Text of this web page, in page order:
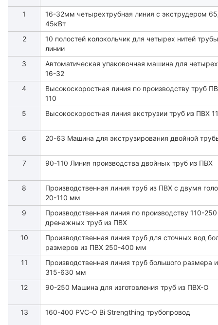
1
16-32мм четырехтрубная линия с экструдером
45кВт
2
10 полостей колокольчик для четырех нитей
линии
3
Автоматическая упаковочная машина для
16-32
4
Высокоскоростная линия по производству труб
110
5
Высокоскоростная линия экструзии труб из ПВХ
6 20-63 Машина для экструзирования двойной
7 90-110 Линия производства двойных труб из ПВХ
8
Производственная линия труб из ПВХ с двумя
20-110 мм
9
Производственная линия по производству 110-
дренажных труб из ПВХ
10
Производственная линия труб для сточных вод
размеров из ПВХ 250-400 мм
11
Производственная линия труб большого размера
315-630 мм
12
90-250 Машина для изготовления труб из ПВХ-О
13 160-400 PVC-O Bi Strengthing трубопровод